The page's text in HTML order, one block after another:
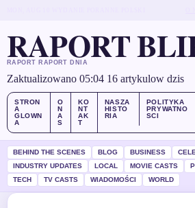
RAPORT
RAPORT RAPORT DNIA
Zaktualizowano 05:04 16 artykulow dzis
STRON
A
GLOWN
A
O
N
A
S
KO
NT
AK
T
NASZA
HISTO
RIA
POLITYKA
PRYWATNO
SCI
BEHIND THE SCENES BLOG BUSINESS
INDUSTRY UPDATES
LOCAL MOVIE CASTS
TECH
TV CASTS WIADOMOŚCI WORLD